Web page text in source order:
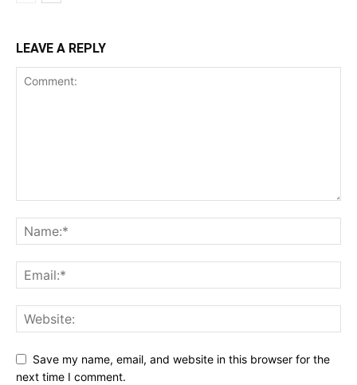
LEAVE A REPLY
Save my name, email, and website in this browser for the
next time I comment.